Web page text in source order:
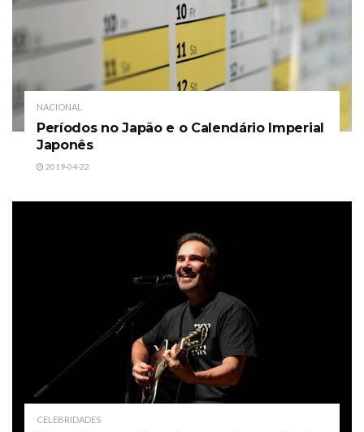
NACIONAL
Períodos no Japão e o Calendário Imperial
Japonês
2019-04-22
CELEBRIDADES